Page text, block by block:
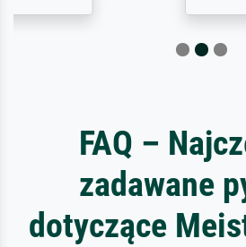
FAQ –
zadawane
dotyczące